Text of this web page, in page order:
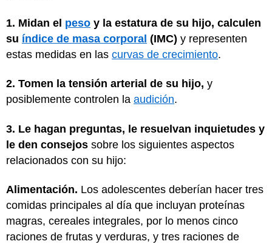
1. Midan el peso y la estatura de su hijo, calculen
su índice de masa corporal (IMC) y representen
estas medidas en las curvas de crecimiento.
2. Tomen la tensión arterial de su hijo, y
posiblemente controlen la audición.
3. Le hagan preguntas, le resuelvan inquietudes y
le den consejos sobre los siguientes aspectos
relacionados con su hijo:
Alimentación. Los adolescentes deberían hacer tres
comidas principales al día que incluyan proteínas
magras, cereales integrales, por lo menos cinco
raciones de frutas y verduras, y tres raciones de